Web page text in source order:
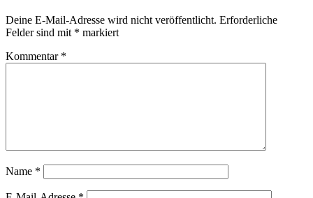
Deine E-Mail-Adresse wird nicht veröffentlicht. Erforderliche
Felder sind mit * markiert
Kommentar *
Name *